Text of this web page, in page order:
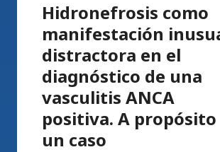
Hidronefrosis como
manifestación
distractora en el
diagnóstico de una
vasculitis ANCA
positiva. A propósito
un caso